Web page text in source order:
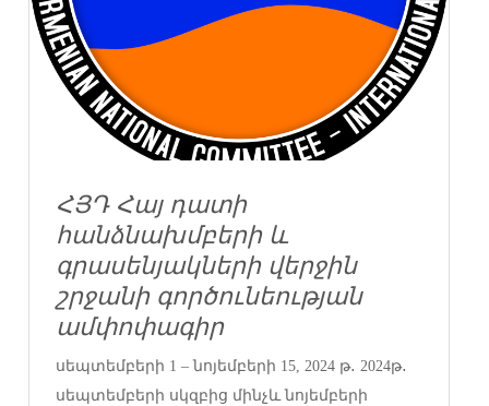
ՀՅԴ Հայ դատի
հանձնախմբերի և
գրասենյակների վերջին
շրջանի գործունեության
ամփոփագիր
սեպտեմբերի 1 – նոյեմբերի 15, 2024 թ․ 2024թ․
սեպտեմբերի սկզբից մինչև նոյեմբերի